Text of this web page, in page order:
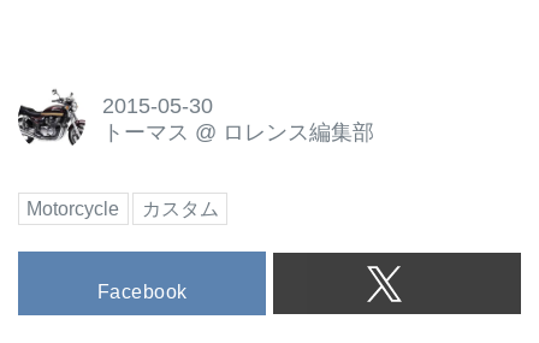
2015-05-30
トーマス @ ロレンス編集部
Motorcycle カスタム
Facebook